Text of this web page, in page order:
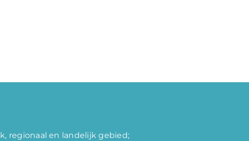
regionaal en landelijk gebied;